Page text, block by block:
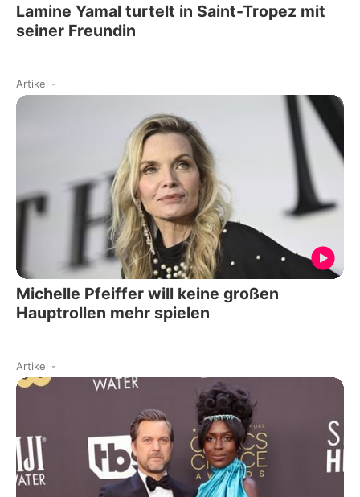
Lamine Yamal turtelt in Saint-Tropez mit
seiner Freundin
Artikel -
Michelle Pfeiffer will keine großen
Hauptrollen mehr spielen
Artikel -